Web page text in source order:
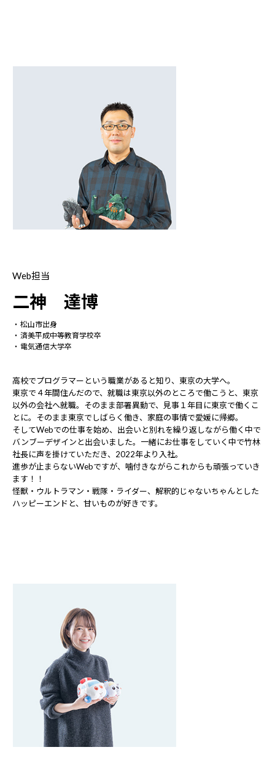
Web担当
二神 達博
松山市出身
済美平成中等教育学校卒
電気通信大学卒
高校でプログラマーという職業があると知り、東京の大学へ。
東京で４年間住んだので、就職は東京以外のところで働こうと、東京
以外の会社へ就職。そのまま部署異動で、見事１年目に東京で働くこ
とに。そのまま東京でしばらく働き、家庭の事情で愛媛に帰郷。
そしてWebでの仕事を始め、出会いと別れを繰り返しながら働く中で
バンブーデザインと出会いました。一緒にお仕事をしていく中で竹林
社長に声を掛けていただき、2022年より入社。
進歩が止まらないWebですが、噛付きながらこれからも頑張っていき
ます！！
怪獣・ウルトラマン・戦隊・ライダー、解釈的じゃないちゃんとした
ハッピーエンドと、甘いものが好きです。